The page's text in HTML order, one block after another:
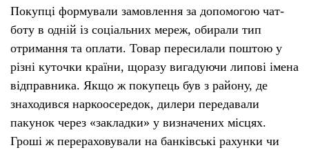
Покупці формували замовлення за допомогою чат-
боту в одній із соціальних мереж, обирали тип
отримання та оплати. Товар пересилали поштою у
різні куточки країни, щоразу вигадуючи липові імена
відправника. Якщо ж покупець був з району, де
знаходився наркоосередок, дилери передавали
пакунок через «закладки» у визначених місцях.
Гроші ж перераховували на банківські рахунки чи